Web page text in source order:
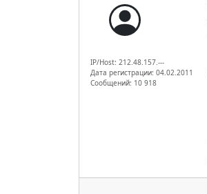
IP/Host: 212.48.157.---
Дата регистрации: 04.02.2011
Сообщений: 10 918